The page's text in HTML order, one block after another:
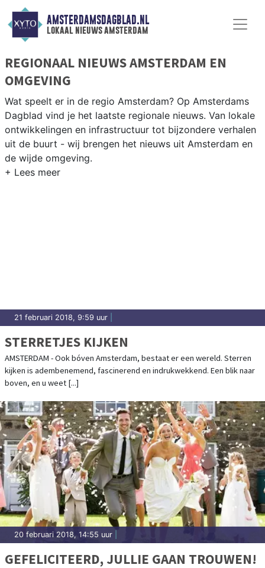
AMSTERDAMSDAGBLAD.NL
lokaal nieuws amsterdam
REGIONAAL NIEUWS AMSTERDAM EN
OMGEVING
Wat speelt er in de regio Amsterdam? Op Amsterdams
Dagblad vind je het laatste regionale nieuws. Van lokale
ontwikkelingen en infrastructuur tot bijzondere verhalen
uit de buurt - wij brengen het nieuws uit Amsterdam en
de wijde omgeving.
21 februari 2018, 9:59 uur
STERRETJES KIJKEN
AMSTERDAM - Ook bóven Amsterdam, bestaat er een wereld. Sterren
kijken is adembenemend, fascinerend en indrukwekkend. Een blik naar
boven, en u weet [...]
20 februari 2018, 14:55 uur
GEFELICITEERD, JULLIE GAAN TROUWEN!